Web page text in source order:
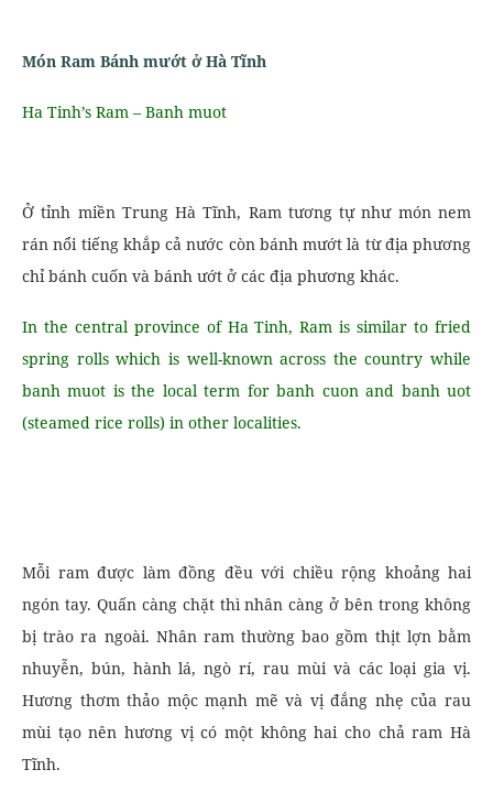
Món Ram Bánh mướt ở Hà Tĩnh
Ha Tinh’s Ram – Banh muot
Ở tỉnh miền Trung Hà Tĩnh, Ram tương tự như món nem
rán nổi tiếng khắp cả nước còn bánh mướt là từ địa phương
chỉ bánh cuốn và bánh ướt ở các địa phương khác.
In the central province of Ha Tinh, Ram is similar to fried
spring rolls which is well-known across the country while
banh muot is the local term for banh cuon and banh uot
(steamed rice rolls) in other localities.
Mỗi ram được làm đồng đều với chiều rộng khoảng hai
ngón tay. Quấn càng chặt thì nhân càng ở bên trong không
bị trào ra ngoài. Nhân ram thường bao gồm thịt lợn bằm
nhuyễn, bún, hành lá, ngò rí, rau mùi và các loại gia vị.
Hương thơm thảo mộc mạnh mẽ và vị đắng nhẹ của rau
mùi tạo nên hương vị có một không hai cho chả ram Hà
Tĩnh.